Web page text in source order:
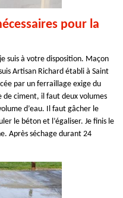
pour la
suis à votre disposition. Maçon
Artisan Richard établi à Saint
par un ferraillage exige du
de ciment, il faut deux volumes
d’eau. Il faut gâcher le
le béton et l’égaliser. Je finis le
Après séchage durant 24